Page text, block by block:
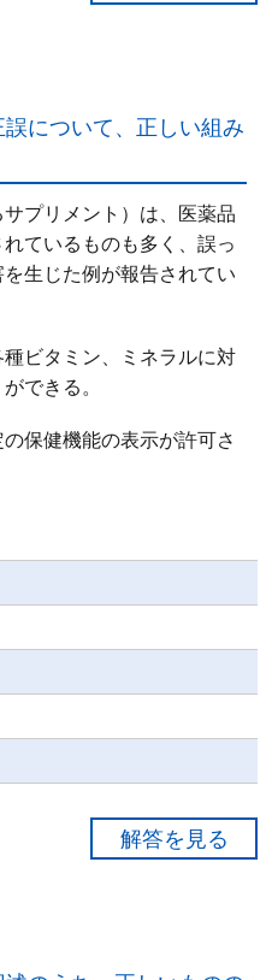
る50％致死量をＬＤ50
て用いられる。
について、正しい組み
プリメント）は、医薬品
ているものも多く、誤っ
生じた例が報告されてい
種ビタミン、ミネラルに対
できる。
保健機能の表示が許可さ